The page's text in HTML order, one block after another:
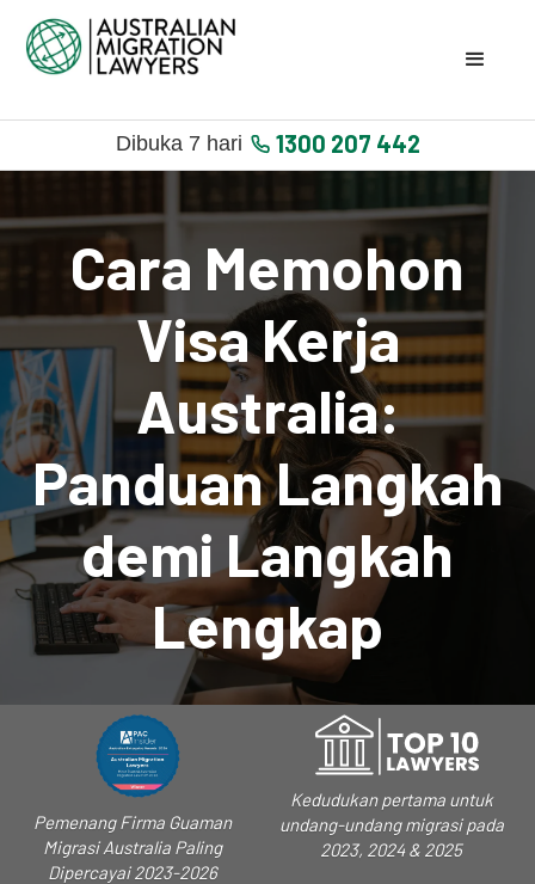
Dibuka 7 hari 1300 207 442
Cara Memohon
Visa Kerja
Australia:
Panduan Langkah
demi Langkah
Lengkap
Pemenang Firma Guaman
Migrasi Australia Paling
Dipercayai 2023-2026
Kedudukan pertama untuk
undang-undang migrasi pada
2023, 2024 & 2025